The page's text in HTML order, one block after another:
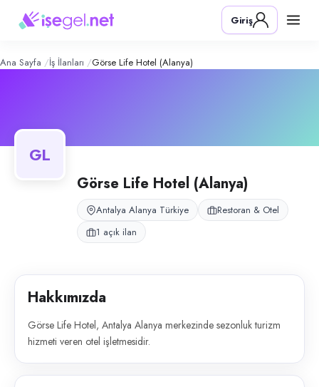
Life Hotel (Alanya) – Şirket
Konum:
Görse Life Hotel, Antalya Alanya merkezinde sezonluk turizm hizmeti
Giriş
Ana Sayfa İş İlanları Görse Life Hotel (Alanya)
GL
Görse Life Hotel (Alanya)
Antalya Alanya Türkiye
Restoran & Otel
1 açık ilan
Hakkımızda
Görse Life Hotel, Antalya Alanya merkezinde sezonluk turizm
hizmeti veren otel işletmesidir.